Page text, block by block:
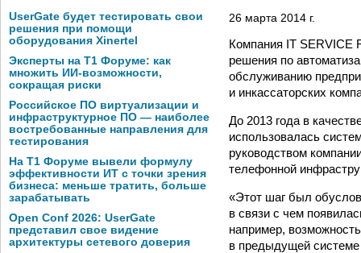
UserGate будет тестировать свои
решения при помощи
оборудования Xinertel
Эксперты на Т1 Форуме: как
множить ИИ-возможности,
сокращая риски
Российское ПО виртуализации и
инфраструктурное ПО — наиболее
востребованные направления для
тестирования
На Т1 Форуме вывели формулу
эффективности ИТ с точки зрения
бизнеса: меньше тратить, больше
зарабатывать
Open Conf 2026: UserGate
представил свое видение
архитектуры сетевого доверия
26 марта 2014 г.
Компания IT SERVICE
решения по
обслуживанию
и инкассаторских
До 2013 года в
использовалась
руководством
телефонной
«Этот шаг был
в связи с чем
например,
в предыдущей системе